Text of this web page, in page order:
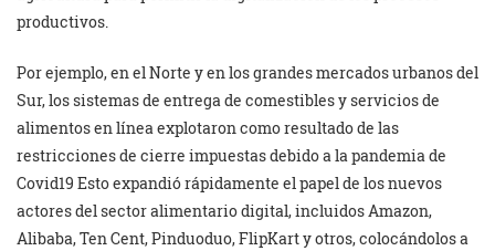
productivos.
Por ejemplo, en el Norte y en los grandes mercados urbanos del
Sur, los sistemas de entrega de comestibles y servicios de
alimentos en línea explotaron como resultado de las
restricciones de cierre impuestas debido a la pandemia de
Covid19 Esto expandió rápidamente el papel de los nuevos
actores del sector alimentario digital, incluidos Amazon,
Alibaba, Ten Cent, Pinduoduo, FlipKart y otros, colocándolos a